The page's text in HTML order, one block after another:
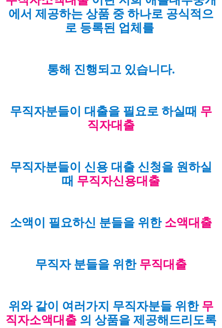
에서 제공하는 상품 중 하나로 공식적으
로 등록된 업체를
통해 진행되고 있습니다.
무직자분들이 대출을 필요로 하실때 무
직자대출
무직자분들이 신용 대출 신청을 원하실
때 무직자신용대출
소액이 필요하신 분들을 위한 소액대출
무직자 분들을 위한 무직대출
위와 같이 여러가지 무직자분들 위한 무
직자소액대출 의 상품을 제공해드리도록